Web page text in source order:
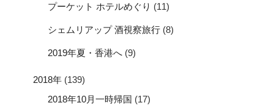
プーケット ホテルめぐり (11)
シェムリアップ 酒視察旅行 (8)
2019年夏・香港へ (9)
2018年 (139)
2018年10月一時帰国 (17)